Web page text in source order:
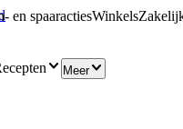
en spaaractiesWinkels
Meer